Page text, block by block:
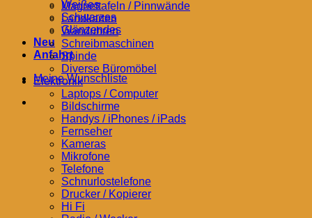
Weißes
Schwarzes
Glänzendes
Neu
Anfahrt
Meine Wunschliste
Magnettafeln / Pinnwände
Landkarten
Wanduhren
Schreibmaschinen
Spinde
Diverse Büromöbel
Elektronik
Laptops / Computer
Bildschirme
Handys / iPhones / iPads
Fernseher
Kameras
Mikrofone
Telefone
Schnurlostelefone
Drucker / Kopierer
Hi Fi